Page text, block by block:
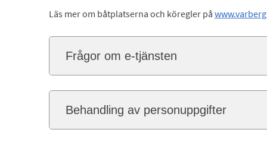
Läs mer om båtplatserna och köregler på
Frågor om e-tjänsten
Behandling av personuppgifter